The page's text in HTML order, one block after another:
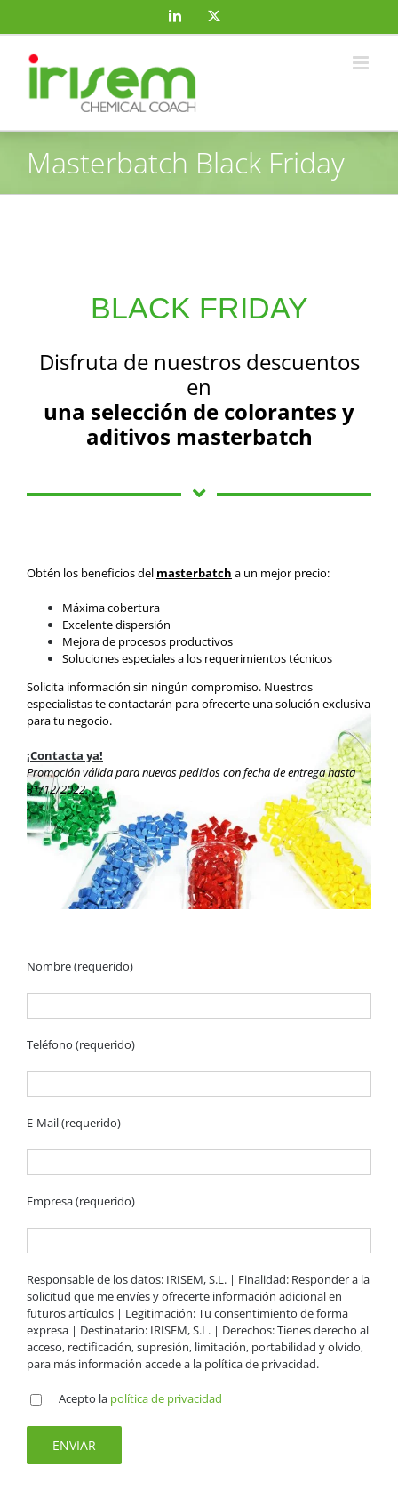
contenido
LinkedIn
Masterbatch Black Friday
BLACK FRIDAY
Disfruta de nuestros descuentos
en
una selección de colorantes y
aditivos masterbatch
Obtén los beneficios del masterbatch a un mejor precio:
Máxima cobertura
Excelente dispersión
Mejora de procesos productivos
Soluciones especiales a los requerimientos técnicos
Solicita información sin ningún compromiso. Nuestros
especialistas te contactarán para ofrecerte una solución exclusiva
para tu negocio.
¡Contacta ya!
Promoción válida para nuevos pedidos con fecha de entrega hasta
31/12/2022.
Nombre (requerido)
Teléfono (requerido)
E-Mail (requerido)
Empresa (requerido)
Responsable de los datos: IRISEM, S.L. | Finalidad: Responder a la
solicitud que me envíes y ofrecerte información adicional en
futuros artículos | Legitimación: Tu consentimiento de forma
expresa | Destinatario: IRISEM, S.L. | Derechos: Tienes derecho al
acceso, rectificación, supresión, limitación, portabilidad y olvido,
para más información accede a la política de privacidad.
Acepto la política de privacidad